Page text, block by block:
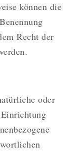
können die
Recht der
oder